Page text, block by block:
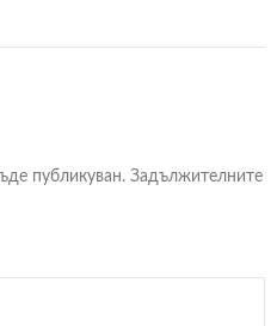
публикуван. Задължителните